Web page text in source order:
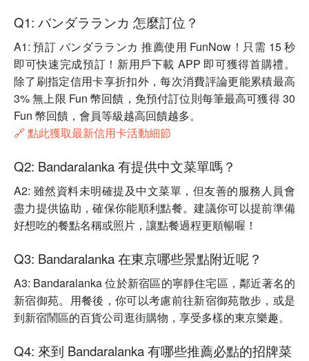
Q1: バンダラランカ 怎麼訂位？
A1: 預訂 バンダラランカ 推薦使用 FunNow！只需 15 秒
即可快速完成預訂！新用戶下載 APP 即可獲得首購禮。
除了刷指定信用卡享折扣外，每次消費評論更能累積最高
3% 無上限 Fun 幣回饋，免預付訂位則每筆最高可獲得 30
Fun 幣回饋，會員等級越高回饋越多。
🔗 點此獲取最新信用卡活動細節
Q2: Bandaralanka 有提供中文菜單嗎？
A2: 雖然資料未明確提及中文菜單，但友善的服務人員會
盡力提供協助，確保你能順利點餐。建議你可以提前準備
好想吃的餐點名稱或照片，讓點餐過程更順暢喔！
Q3: Bandaralanka 在東京哪些景點附近呢？
A3: Bandaralanka 位於新宿區的寧靜住宅區，鄰近著名的
新宿御苑。用餐後，你可以考慮前往新宿御苑散步，或是
到新宿鬧區的百貨公司逛街購物，享受多樣的東京樂趣。
Q4: 來到 Bandaralanka 有哪些推薦必點的招牌菜